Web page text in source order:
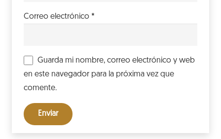
Correo electrónico *
Guarda mi nombre, correo electrónico y web
en este navegador para la próxima vez que
comente.